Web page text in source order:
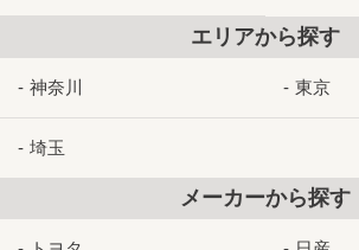
エリアから探す
神奈川 東京
埼玉
メーカーから探す